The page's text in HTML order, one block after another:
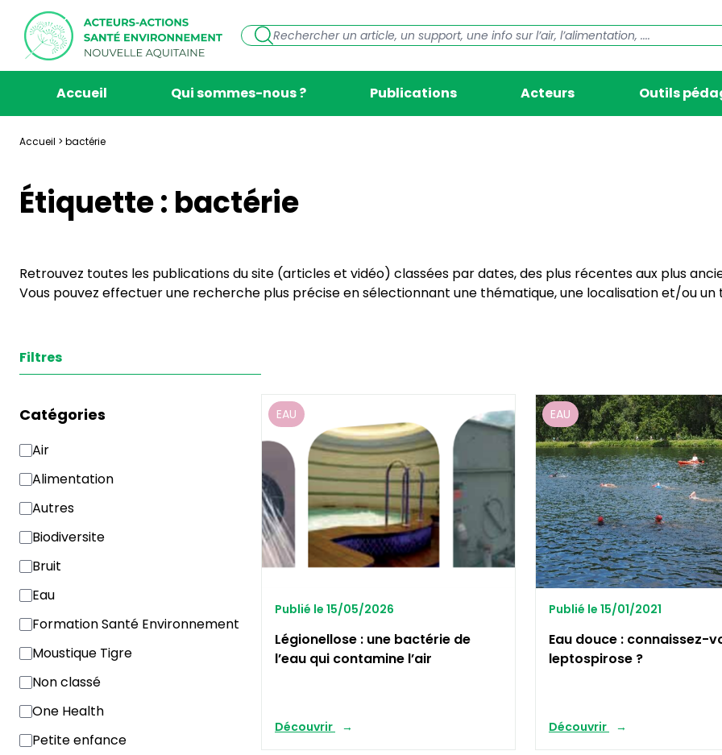
Accueil Qui sommes-nous ? Publications Acteurs Outils
Accueil > bactérie
Étiquette : bactérie
Retrouvez toutes les publications du site (articles et vidéo) classées par dates, des plus récentes aux plus
Vous pouvez effectuer une recherche plus précise en sélectionnant une thématique, une localisation et/ou
Filtres
Catégories
Air
Alimentation
Autres
Biodiversite
Bruit
Eau
Formation Santé Environnement
Moustique Tigre
Non classé
One Health
Petite enfance
EAU
Publié le 15/05/2026
Légionellose : une bactérie de
l’eau qui contamine l’air
Découvrir
EAU
Publié le 15/01/2021
Eau douce : connaissez-
leptospirose ?
Découvrir